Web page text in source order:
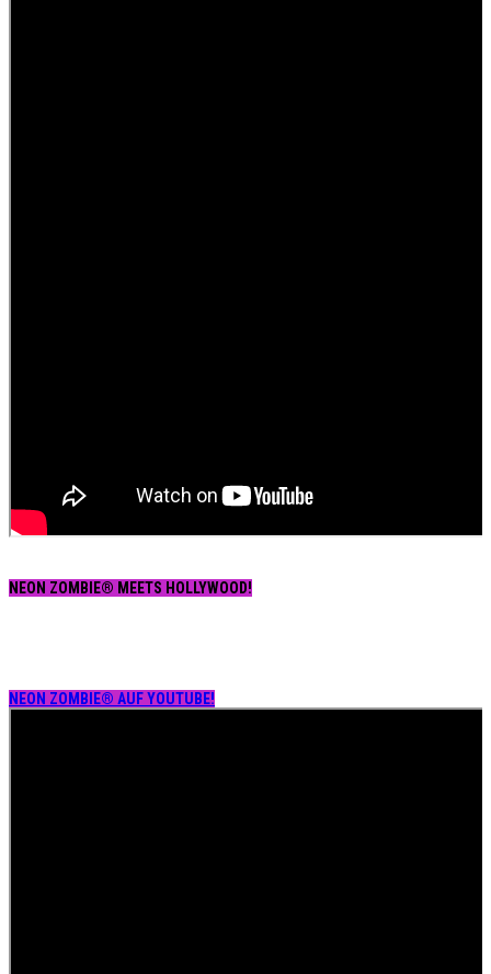
NEON ZOMBIE® MEETS HOLLYWOOD!
NEON ZOMBIE® AUF YOUTUBE!